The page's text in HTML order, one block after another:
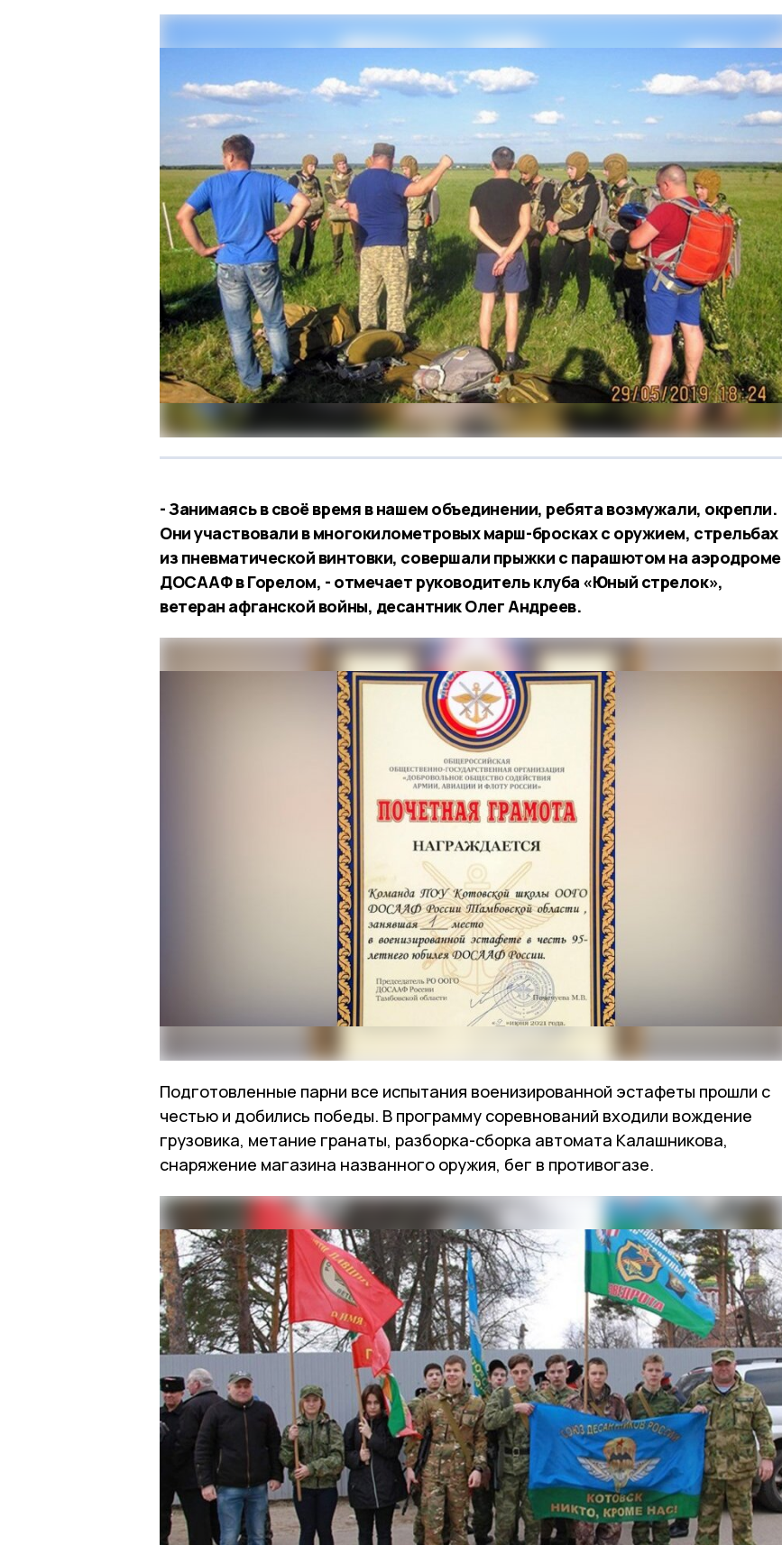
- Занимаясь в своё время в нашем объединении, ребята возмужали, окрепли.
Они участвовали в многокилометровых марш-бросках с оружием, стрельбах
из пневматической винтовки, совершали прыжки с парашютом на аэродроме
ДОСААФ в Горелом, - отмечает руководитель клуба «Юный стрелок»,
ветеран афганской войны, десантник Олег Андреев.
Подготовленные парни все испытания военизированной эстафеты прошли с
честью и добились победы. В программу соревнований входили вождение
грузовика, метание гранаты, разборка-сборка автомата Калашникова,
снаряжение магазина названного оружия, бег в противогазе.